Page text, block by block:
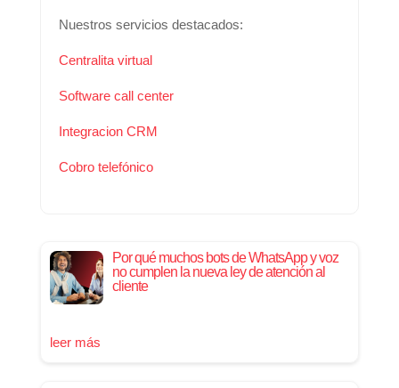
Nuestros servicios destacados:
Centralita virtual
Software call center
Integracion CRM
Cobro telefónico
Por qué muchos bots de WhatsApp y voz
no cumplen la nueva ley de atención al
cliente
leer más